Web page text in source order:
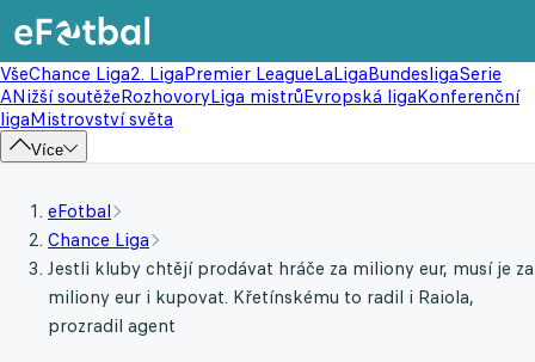
VšeChance Liga2. LigaPremier LeagueLaLigaBundesligaSerie
ANižší soutěžeRozhovoryLiga mistrůEvropská ligaKonferenční
ligaMistrovství světa
Více
eFotbal
Chance Liga
Jestli kluby chtějí prodávat hráče za miliony eur, musí je za
miliony eur i kupovat. Křetínskému to radil i Raiola,
prozradil agent